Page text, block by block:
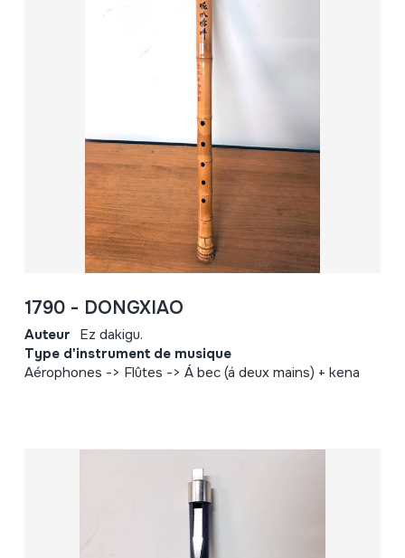
1790 - DONGXIAO
Auteur Ez dakigu.
Type d'instrument de musique
Aérophones -> Flûtes -> Á bec (á deux mains) + kena